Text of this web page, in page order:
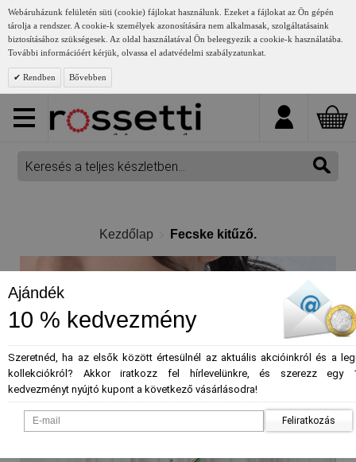
Webáruházunk felületén süti (cookie) fájlokat használunk. Ezeket a fájlokat az Ön gépén
tárolja a rendszer. A cookie-k személyek azonosítására nem alkalmasak, szolgáltatásaink
biztosításához szükségesek. Az oldal használatával Ön beleegyezik a cookie-k használatába.
További információért kérjük, olvassa el adatvédelmi szabályzatunkat.
Rendben Bővebben
Kezdőlap Fecske kitűző.
Ajándék
10 % kedvezmény
Szeretnéd, ha az elsők között értesülnél az aktuális akcióinkról és a
kollekciókról? Akkor iratkozz fel hírlevelünkre, és szerezz egy
kedvezményt nyújtó kupont a következő vásárlásodra!
Feliratkozás